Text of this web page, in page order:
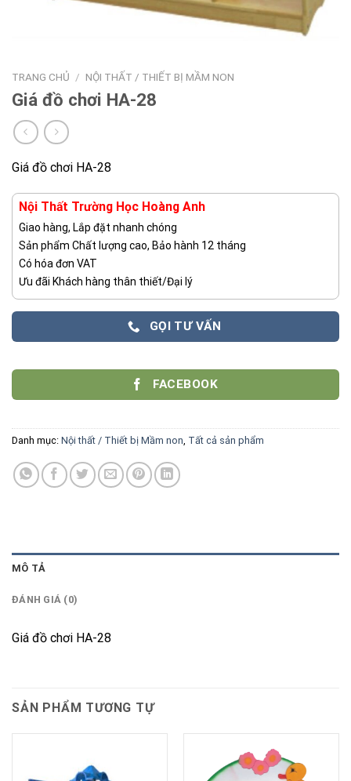
TRANG CHỦ / NỘI THẤT / THIẾT BỊ MẦM NON
Giá đồ chơi HA-28
Giá đồ chơi HA-28
Nội Thất Trường Học Hoàng Anh
Giao hàng, Lắp đặt nhanh chóng
Sản phẩm Chất lượng cao, Bảo hành 12 tháng
Có hóa đơn VAT
Ưu đãi Khách hàng thân thiết/Đại lý
GỌI TƯ VẤN
FACEBOOK
Danh mục: Nội thất / Thiết bị Mầm non Tất cả sản phẩm
MÔ TẢ
ĐÁNH GIÁ (0)
Giá đồ chơi HA-28
SẢN PHẨM TƯƠNG TỰ